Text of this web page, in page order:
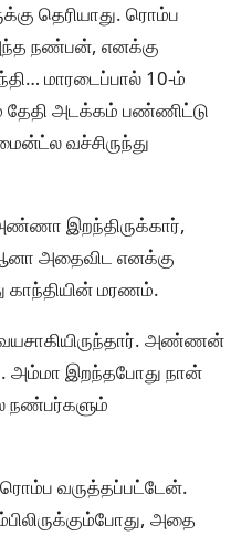
தெரியாது. ரொம்ப
அந்த நண்பன், எனக்கு
மாரடைப்பால் 10-ம்
தேதி அடக்கம் பண்ணிட்டு
வச்சிருந்து
இறந்திருக்கார்,
அதைவிட எனக்கு
மரணம்.
அண்ணன்
அம்மா இறந்தபோது நான்
நண்பர்களும்
வருத்தப்பட்டேன்.
அதை